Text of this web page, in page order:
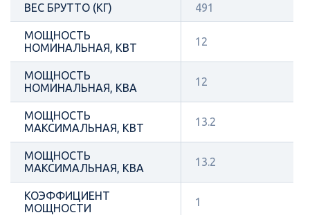
ВЕС БРУТТО (КГ) 491
МОЩНОСТЬ
НОМИНАЛЬНАЯ, КВТ
12
МОЩНОСТЬ
НОМИНАЛЬНАЯ, КВА
12
МОЩНОСТЬ
МАКСИМАЛЬНАЯ, КВТ
13.2
МОЩНОСТЬ
МАКСИМАЛЬНАЯ, КВА
13.2
КОЭФФИЦИЕНТ
МОЩНОСТИ
1